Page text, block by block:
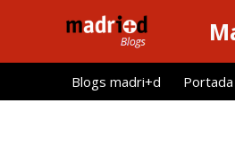
l
Blogs madri+d